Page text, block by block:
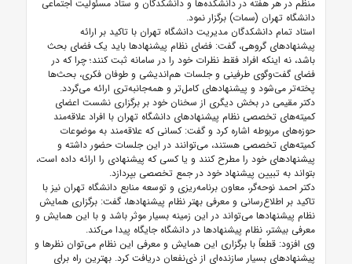
منظم در هر هفته در دانشکده‌ها و دانشکدگان و ستاد مسئولیت اجتماعی
دانشگاه تهران (سمات) برگزار نمود.
استاد تمام دانشکدگان مدیریت دانشگاه تهران با تاکید بر ارائه
پیشنهادهای گروهی، گفت: فضای نظام پیشنهادها باید یک فضای بحث
باشد، نه اینکه افراد فقط نظرات خود را در سامانه ثبت کنند؛ چرا که در
فضای گفت‌وگوی طرفینی و جلسات هم‌اندیشی و طوفان فکری، بحث‌ها
پخته‌تر می‌شود و پیشنهادهای کامل‌تر و همه‌جانبه‌تری ارائه می‌گردد.
دکتر مقیمی در بخش دیگری از سخنان خود بر برگزاری نشست اعضای
کمیته‌های تخصصی نظام پیشنهادهای دانشگاه تهران با افراد علاقه‌مند
حوزه‌های مربوطه اشاره کرد و گفت: کسانی که علاقه‌مند به موضوعات
کمیته‌های تخصصی هستند، می‌توانند در این جلسات حضور داشته و
پیشنهادهای خود را مطرح کنند و یا کسی که پیشنهادی را ارائه داده است،
بتواند به تبیین پیشنهاد خود در جمع تخصصی بپردازد.
دکتر احمد نوحه‌گر، معاون برنامه‌ریزی و توسعه منابع دانشگاه تهران نیز با
تاکید بر اطلاع‌رسانی و معرفی بهتر نظام پیشنهادها، گفت: برگزاری همایش
نظام پیشنهادها می‌تواند در این زمینه بسیار موثر باشد و با این همایش و
معرفی بیشتر، نظام پیشنهادها در دانشگاه جایگاه پیدا می‌کند.
وی افزود: قطعاً با برگزاری این همایش و معرفی این نظام می‌توان نظرها و
پیشنهادهای بسیار سازنده‌ای از ذی‌نفعان دریافت کرد. بهترین راه برای